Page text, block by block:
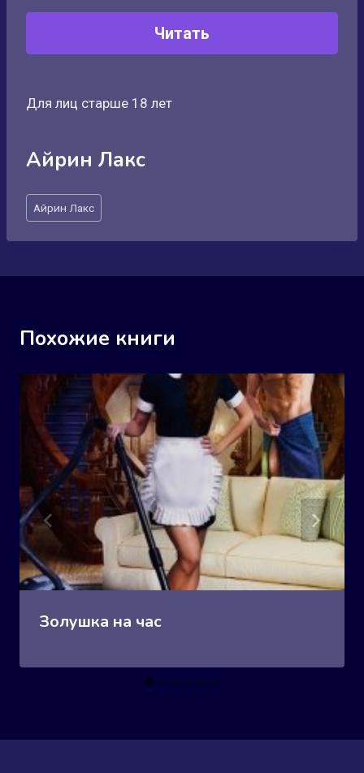
Читать
Для лиц старше 18 лет
Айрин Лакс
Метки
записи:
Айрин Лакс
Похожие книги
Золушка на час